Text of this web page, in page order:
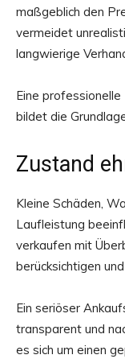
maßgeblich den
vermeidet
langwierige
Eine
bildet die
Zustand
Kleine Schäden,
Laufleistung
verkaufen mit
berücksichtigen
Ein seriöser
transparent und
es sich um einen